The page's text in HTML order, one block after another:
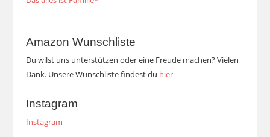
Amazon Wunschliste
Du wilst uns unterstützen oder eine Freude machen? Vielen
Dank. Unsere Wunschliste findest du hier
Instagram
Instagram